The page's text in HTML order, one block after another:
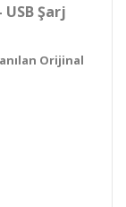
Şarj
Orijinal